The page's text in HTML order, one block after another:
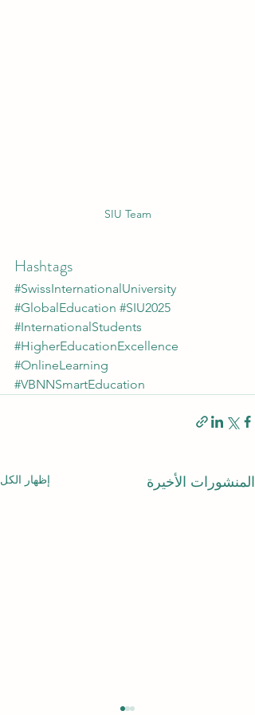
SIU Team
Hashtags
#SwissInternationalUniversity
#GlobalEducation #SIU2025
#InternationalStudents
#HigherEducationExcellence
#OnlineLearning
#VBNNSmartEducation
المنشورات الأخيرة إظهار الكل